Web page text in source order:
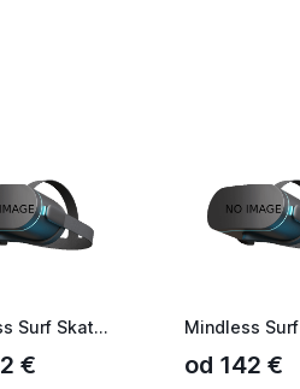
Mindless Surf Skate 30
€ od 142 €